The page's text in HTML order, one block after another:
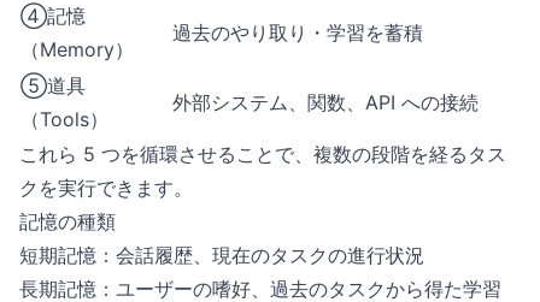
④記憶
（Memory）
過去のやり取り・学習を蓄積
⑤道具
（Tools）
外部システム、関数、API への接続
これら 5 つを循環させることで、複数の段階を経るタス
クを実行できます。
記憶の種類
短期記憶：会話履歴、現在のタスクの進行状況
長期記憶：ユーザーの嗜好、過去のタスクから得た学習